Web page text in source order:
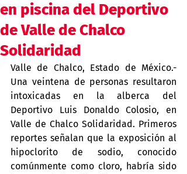
en piscina del Deportivo
de Valle de Chalco
Solidaridad
Valle de Chalco, Estado de México.-
Una veintena de personas resultaron
intoxicadas en la alberca del
Deportivo Luis Donaldo Colosio, en
Valle de Chalco Solidaridad. Primeros
reportes señalan que la exposición al
hipoclorito de sodio, conocido
comúnmente como cloro, habría sido